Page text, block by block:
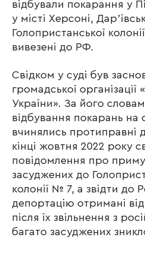
відбували покарання у
у місті Херсоні,
Голопристанської
вивезені до РФ.
Свідком у суді був
громадської організації
України». За його
відбування покарань на
вчинялись протиправні
кінці жовтня 2022 року
повідомлення про
засуджених до
колонії № 7, а звідти до
депортацію отримані від
після їх звільнення з
багато засуджених